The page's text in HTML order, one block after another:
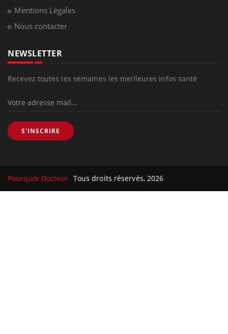
Mentions Légales
Nous contacter
NEWSLETTER
Recevez toutes les semaines les meilleures infos santé
S'INSCRIRE
Pourquoi Docteur Tous droits réservés, 2026